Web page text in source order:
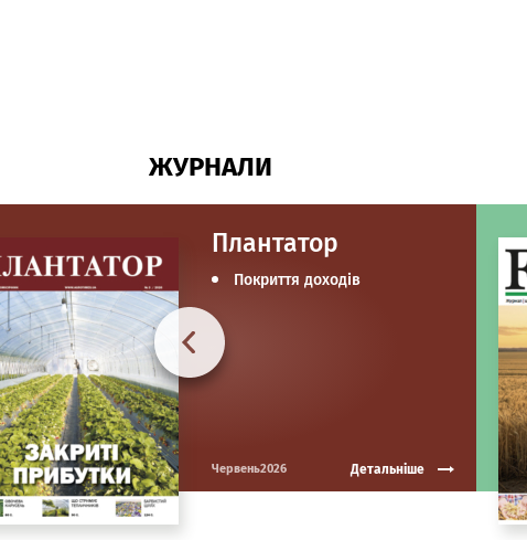
ЖУРНАЛИ
Плантатор
Покриття доходів
Червень2026 Детальніше